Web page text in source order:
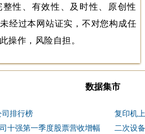
性、有效性、及时性、原创性
经过本网站证实，不对您构成任
操作，风险自担。
数据集市
排行榜
复印机
十强第一季度股票营收增幅
二次设